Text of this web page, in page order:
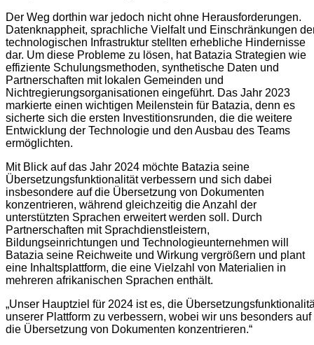
Der Weg dorthin war jedoch nicht ohne Herausforderungen.
Datenknappheit, sprachliche Vielfalt und Einschränkungen
technologischen Infrastruktur stellten erhebliche Hindernisse
dar. Um diese Probleme zu lösen, hat Batazia Strategien wie
effiziente Schulungsmethoden, synthetische Daten und
Partnerschaften mit lokalen Gemeinden und
Nichtregierungsorganisationen eingeführt. Das Jahr 2023
markierte einen wichtigen Meilenstein für Batazia, denn es
sicherte sich die ersten Investitionsrunden, die die weitere
Entwicklung der Technologie und den Ausbau des Teams
ermöglichten.
Mit Blick auf das Jahr 2024 möchte Batazia seine
Übersetzungsfunktionalität verbessern und sich dabei
insbesondere auf die Übersetzung von Dokumenten
konzentrieren, während gleichzeitig die Anzahl der
unterstützten Sprachen erweitert werden soll. Durch
Partnerschaften mit Sprachdienstleistern,
Bildungseinrichtungen und Technologieunternehmen will
Batazia seine Reichweite und Wirkung vergrößern und plant
eine Inhaltsplattform, die eine Vielzahl von Materialien in
mehreren afrikanischen Sprachen enthält.
„Unser Hauptziel für 2024 ist es, die
unserer Plattform zu verbessern, wobei wir uns besonders auf
die Übersetzung von Dokumenten konzentrieren.“